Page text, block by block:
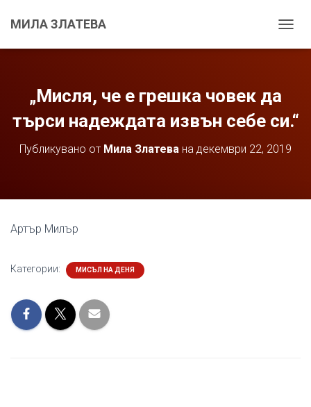
МИЛА ЗЛАТЕВА
Г
Н
Н
„Мисля, че е грешка човек да
търси надеждата извън себе си.“
Публикувано от Мила Златева на декември 22, 2019
Артър Милър
Категории: МИСЪЛ НА ДЕНЯ